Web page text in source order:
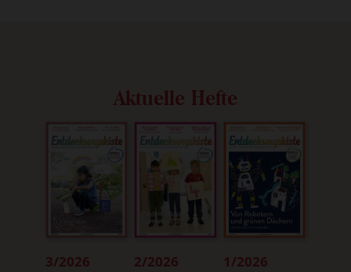
Aktuelle Hefte
3/2026 2/2026 1/2026